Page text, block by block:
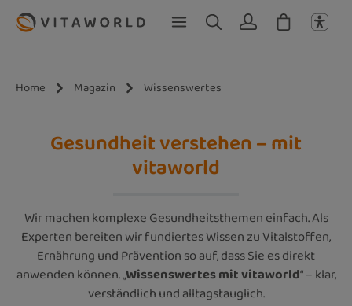
Zum Hauptinhalt springen
Home Magazin Wissenswertes
Gesundheit verstehen – mit
vitaworld
Wir machen komplexe Gesundheitsthemen einfach. Als
Experten bereiten wir fundiertes Wissen zu Vitalstoffen,
Ernährung und Prävention so auf, dass Sie es direkt
anwenden können. „Wissenswertes mit vitaworld“ – klar,
verständlich und alltagstauglich.